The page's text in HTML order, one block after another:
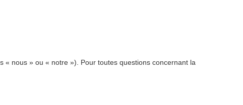
« nous » ou « notre »). Pour toutes questions concernant la